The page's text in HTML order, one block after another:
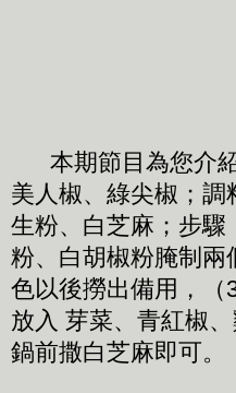
本期節目為您介紹
美人椒、綠尖椒；
生粉、白芝麻；步驟
粉、白胡椒粉腌制兩
色以後撈出備用，（
放入 芽菜、青紅椒
鍋前撒白芝麻即可。